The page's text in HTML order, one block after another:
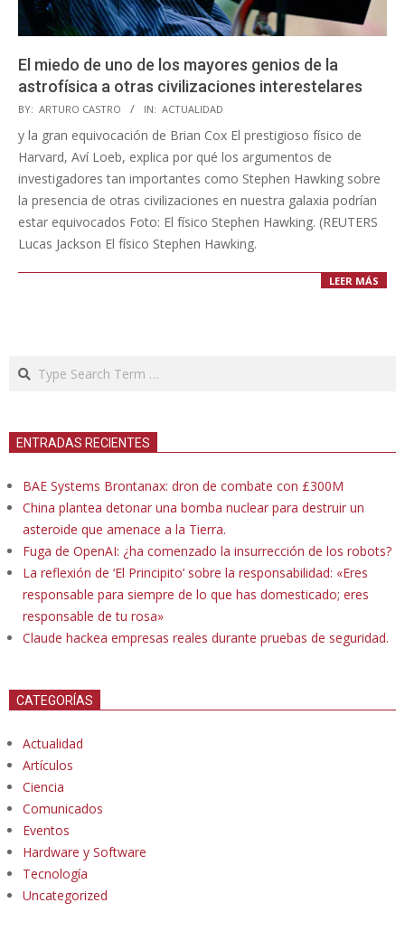
El miedo de uno de los mayores genios de la
astrofísica a otras civilizaciones interestelares
2024-
11-
16
BY: ARTURO CASTRO IN: ACTUALIDAD
y la gran equivocación de Brian Cox El prestigioso físico de
Harvard, Aví Loeb, explica por qué los argumentos de
investigadores tan importantes como Stephen Hawking sobre
la presencia de otras civilizaciones en nuestra galaxia podrían
estar equivocados Foto: El físico Stephen Hawking. (REUTERS
Lucas Jackson El físico Stephen Hawking.
LEER MÁS
Search
ENTRADAS RECIENTES
BAE Systems Brontanax: dron de combate con £300M
China plantea detonar una bomba nuclear para destruir un
asteroide que amenace a la Tierra.
Fuga de OpenAI: ¿ha comenzado la insurrección de los robots?
La reflexión de ‘El Principito’ sobre la responsabilidad: «Eres
responsable para siempre de lo que has domesticado; eres
responsable de tu rosa»
Claude hackea empresas reales durante pruebas de seguridad.
CATEGORÍAS
Actualidad
Artículos
Ciencia
Comunicados
Eventos
Hardware y Software
Tecnología
Uncategorized